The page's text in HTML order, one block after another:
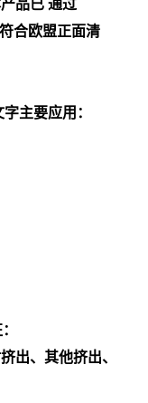
品已 通过
合欧盟正面清
主要应用：
出、其他挤出、